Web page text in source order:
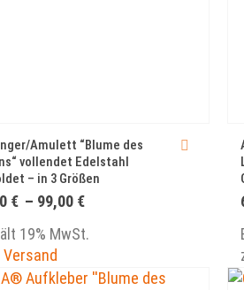
Amulett “Blume des
vollendet Edelstahl
– in 3 Größen
€ – 99,00 €
19% MwSt.
Versand